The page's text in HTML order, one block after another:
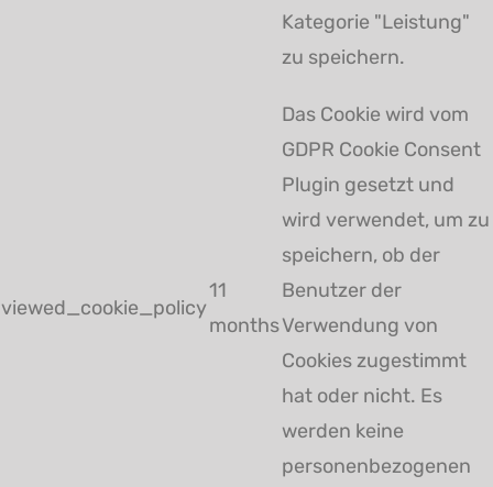
Kategorie "Leistung"
zu speichern.
viewed_cookie_policy
11
months
Das Cookie wird vom
GDPR Cookie Consent
Plugin gesetzt und
wird verwendet, um zu
speichern, ob der
Benutzer der
Verwendung von
Cookies zugestimmt
hat oder nicht. Es
werden keine
personenbezogenen